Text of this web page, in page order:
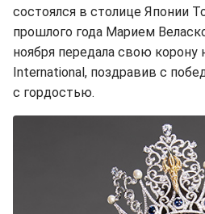
состоялся в столице Японии
прошлого года Марием
ноября передала свою корону
International, поздравив с
с гордостью.